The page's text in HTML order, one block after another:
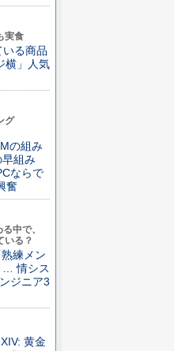
実食
る商品
横」人気
グ
の組み
組み
ならで
奮
中で、
いる？
練メン
… 情シス
ジニア3
黄金